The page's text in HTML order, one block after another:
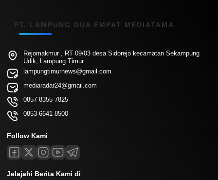
PT. LAMPUNG DUA EMPAT MEDIATAMA
Rejomakmur , RT 09/03 desa Sidorejo kecamatan Sekampung
Udik, Lampung Timur
lampungtimurnews@gmail.com
mediaradar24@gmail.com
0857-8355-7825
0853-6641-8500
Follow Kami
Jelajahi Berita Kami di